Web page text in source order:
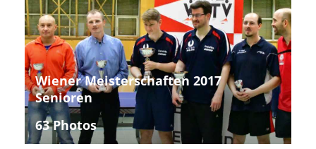
Wiener Meisterschaften 2017
Senioren
63 Photos